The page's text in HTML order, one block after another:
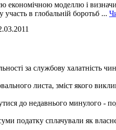
економічною моделлю і
в глобальній боротьб ...
за службову халатність
листа, зміст якого
до недавнього минулого -
податку сплачували як